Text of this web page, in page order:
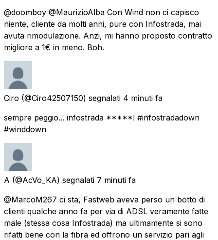
@doomboy @MaurizioAlba Con Wind non ci capisco
niente, cliente da molti anni, pure con Infostrada, mai
avuta rimodulazione. Anzi, mi hanno proposto contratto
migliore a 1€ in meno. Boh.
Ciro (@Ciro42507150) segnalati 4 minuti fa
sempre peggio... infostrada *****! #infostradadown
#winddown
A (@AcVo_KA) segnalati 7 minuti fa
@MarcoM267 ci sta, Fastweb aveva perso un botto di
clienti qualche anno fa per via di ADSL veramente fatte
male (stessa cosa Infostrada) ma ultimamente si sono
rifatti bene con la fibra ed offrono un servizio pari agli